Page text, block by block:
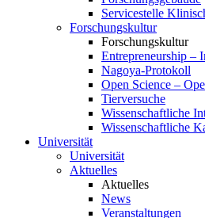
Servicestelle
Forschungskultur
Forschungskultur
Entrepreneurship –
Nagoya-Protokoll
Open Science –
Tierversuche
Wissenschaftliche
Wissenschaftliche
Universität
Universität
Aktuelles
Aktuelles
News
Veranstaltungen